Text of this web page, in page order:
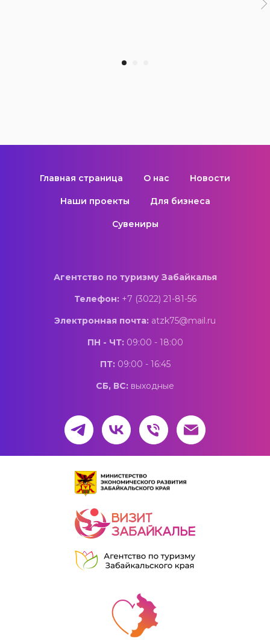
Главная страница О нас Новости
Наши проекты Для бизнеса
Сувениры
Агентство по туризму Забайкалья
Телефон:+7 (3022) 21-81-56
Электронная почта: atzk75@mail.ru
ПН - ЧТ:09:00 - 18:00
ПТ:09:00 - 16:45
СБ, ВС: выходные